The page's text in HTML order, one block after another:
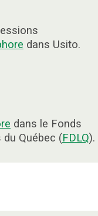
dans Usito.
dans le Fonds
Québec (FDLQ).